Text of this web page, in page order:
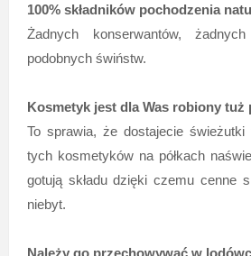
100% składników pochodzenia
Żadnych konserwantów,
podobnych świństw.
Kosmetyk jest dla Was robiony tuż
To sprawia, że dostajecie
tych kosmetyków na półkach
gotują składu dzięki czemu cenne
niebyt.
Należy go przechowywać w